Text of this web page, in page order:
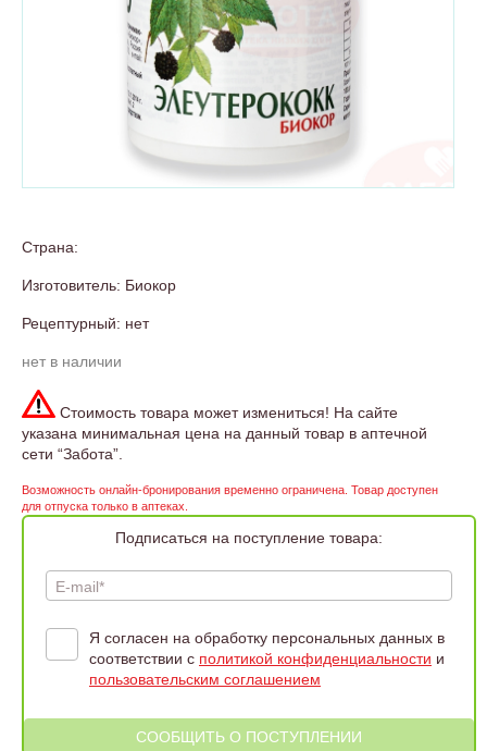
Страна:
Изготовитель: Биокор
Рецептурный: нет
нет в наличии
Стоимость товара может измениться! На сайте
указана минимальная цена на данный товар в аптечной
сети “Забота”.
Возможность онлайн-бронирования временно ограничена. Товар доступен
для отпуска только в аптеках.
Подписаться на поступление товара:
E-mail*
Я согласен на обработку персональных данных в
соответствии с политикой конфиденциальности и
пользовательским соглашением